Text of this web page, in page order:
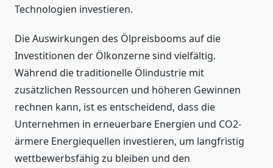
Technologien investieren.
Die Auswirkungen des Ölpreisbooms auf die
Investitionen der Ölkonzerne sind vielfältig.
Während die traditionelle Ölindustrie mit
zusätzlichen Ressourcen und höheren Gewinnen
rechnen kann, ist es entscheidend, dass die
Unternehmen in erneuerbare Energien und CO2-
ärmere Energiequellen investieren, um langfristig
wettbewerbsfähig zu bleiben und den